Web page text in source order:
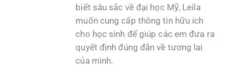
biết sâu sắc về đại học Mỹ, Leila
muốn cung cấp thông tin hữu ích
cho học sinh để giúp các em đưa ra
quyết định đúng đắn về tương lai
của mình.